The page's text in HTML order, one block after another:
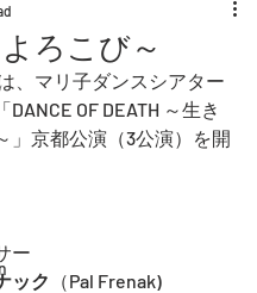
ろこび～
OF DEATH ～生き
」京都公演（3公演）を開
ー
ック
（Pal Frenak)